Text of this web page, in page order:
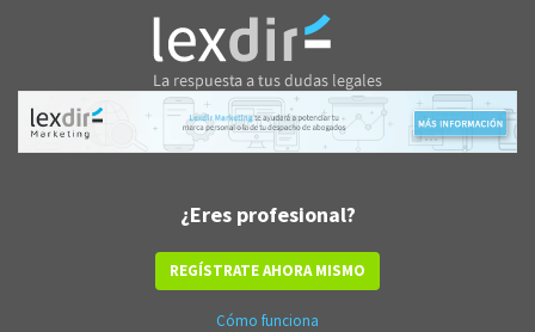
¿Eres profesional?
REGÍSTRATE AHORA MISMO
Cómo funciona